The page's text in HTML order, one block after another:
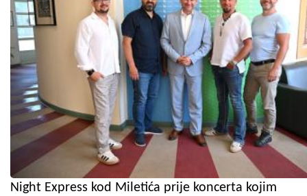
Night Express kod Miletića prije koncerta kojim